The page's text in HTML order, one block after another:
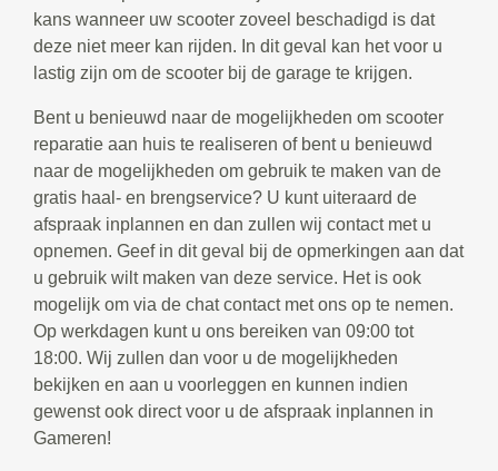
kans wanneer uw scooter zoveel beschadigd is dat
deze niet meer kan rijden. In dit geval kan het voor u
lastig zijn om de scooter bij de garage te krijgen.
Bent u benieuwd naar de mogelijkheden om scooter
reparatie aan huis te realiseren of bent u benieuwd
naar de mogelijkheden om gebruik te maken van de
gratis haal- en brengservice? U kunt uiteraard de
afspraak inplannen en dan zullen wij contact met u
opnemen. Geef in dit geval bij de opmerkingen aan dat
u gebruik wilt maken van deze service. Het is ook
mogelijk om via de chat contact met ons op te nemen.
Op werkdagen kunt u ons bereiken van 09:00 tot
18:00. Wij zullen dan voor u de mogelijkheden
bekijken en aan u voorleggen en kunnen indien
gewenst ook direct voor u de afspraak inplannen in
Gameren!